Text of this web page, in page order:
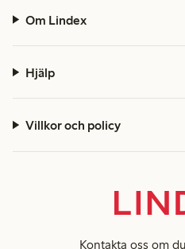
Om Lindex
Hjälp
Villkor och policy
Kontakta oss om